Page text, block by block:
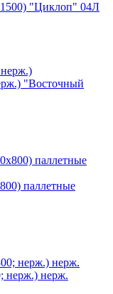
"Циклоп" 04Л
"Восточный
паллетные
нерж.) нерж.